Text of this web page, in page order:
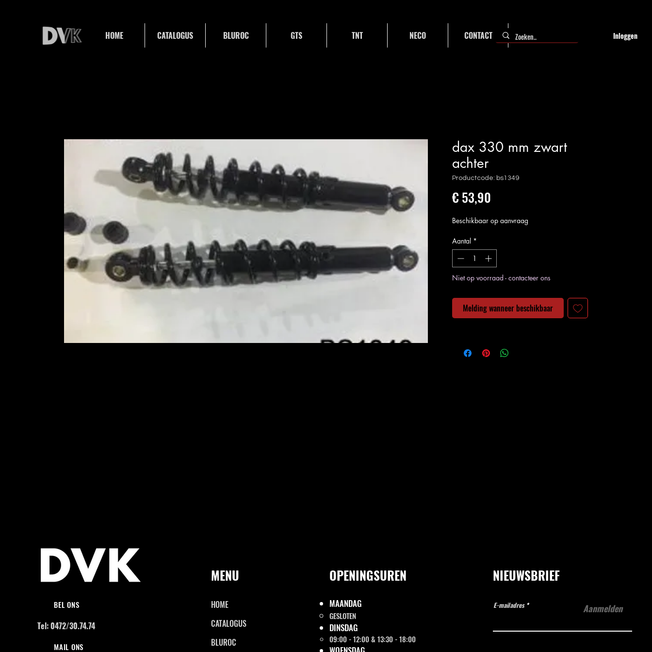
HOME CATALOGUS BLUROC GTS TNT NECO CONTACT FAQ Inloggen
dax 330 mm zwart
achter
Productcode: bs1349
€ 53,90
Beschikbaar op aanvraag
Aantal *
Niet op voorraad - contacteer ons
Melding wanneer beschikbaar
BEL ONS
Tel: 0472/30.74.74
MAIL ONS
MENU
HOME
CATALOGUS
BLUROC
OPENINGSUREN NIEUWSBRIEF
E-mailadres Aanmelden
MAANDAG
GESLOTEN
DINSDAG
09:00 - 12:00 & 13:30 - 18:00